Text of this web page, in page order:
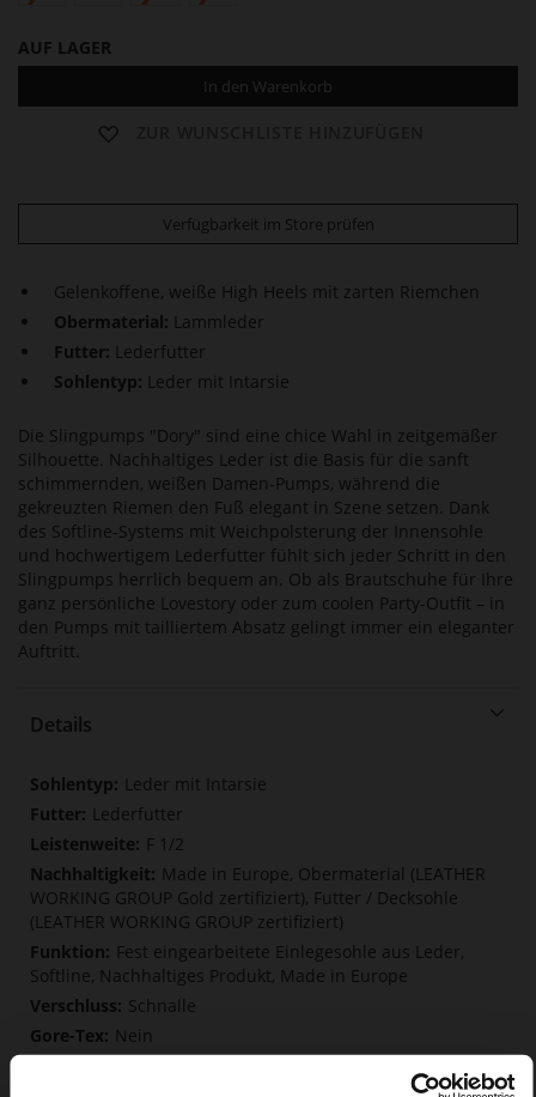
AUF LAGER
In den Warenkorb
Verfügbarkeit im Store prüfen
Gelenkoffene, weiße High Heels mit zarten Riemchen
Obermaterial: Lammleder
Futter: Lederfutter
Sohlentyp: Leder mit Intarsie
Die Slingpumps "Dory" sind eine chice Wahl in zeitgemäßer
Silhouette. Nachhaltiges Leder ist die Basis für die sanft
schimmernden, weißen Damen-Pumps, während die
gekreuzten Riemen den Fuß elegant in Szene setzen. Dank
des Softline-Systems mit Weichpolsterung der Innensohle
und hochwertigem Lederfutter fühlt sich jeder Schritt in den
Slingpumps herrlich bequem an. Ob als Brautschuhe für Ihre
ganz persönliche Lovestory oder zum coolen Party-Outfit – in
den Pumps mit tailliertem Absatz gelingt immer ein eleganter
Auftritt.
Details
Mehr
Informationen
Leder mit Intarsie
Lederfutter
F 1/2
Made in Europe, Obermaterial (LEATHER
WORKING GROUP Gold zertifiziert), Futter / Decksohle
(LEATHER WORKING GROUP zertifiziert)
Fest eingearbeitete Einlegesohle aus Leder,
Softline, Nachhaltiges Produkt, Made in Europe
Schnalle
Nein